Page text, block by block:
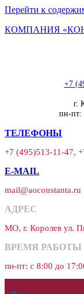
Перейти к
КОМПАНИЯ
+7
г.
пн-пт:
ТЕЛЕФОНЫ
+7 (495)513-11-47,
E-MAIL
mail@aoconstanta.ru
АДРЕС
МО, г. Королев ул.
ВРЕМЯ РАБОТЫ
пн-пт: с 8:00 до